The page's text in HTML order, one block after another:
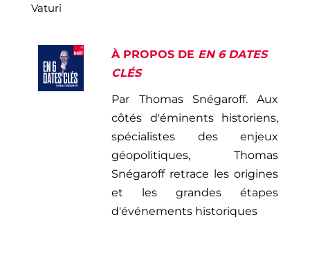
Vaturi
À PROPOS DE EN 6 DATES
CLÉS
Par Thomas Snégaroff. Aux
côtés d'éminents historiens,
spécialistes des enjeux
géopolitiques, Thomas
Snégaroffretrace les origines
et les grandes étapes
d'événements historiques